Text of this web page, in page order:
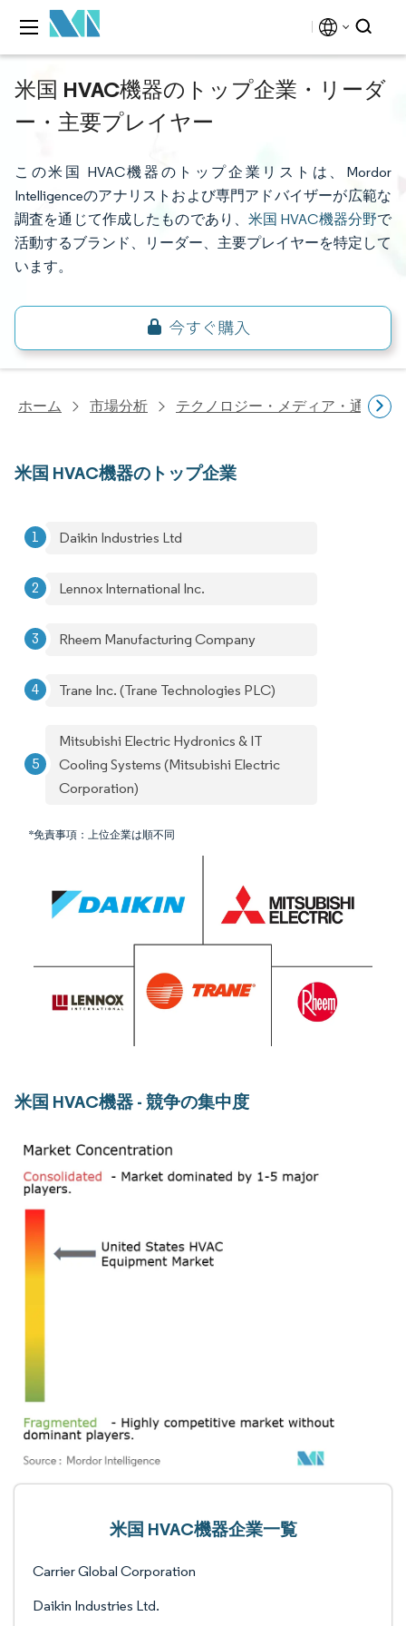
米国 HVAC機器のトップ企業・リーダ
ー・主要プレイヤー
この米国 HVAC機器のトップ企業リストは、Mordor
Intelligenceのアナリストおよび専門アドバイザーが広範な
調査を通じて作成したものであり、 米国 HVAC機器分野で
活動するブランド、リーダー、主要プレイヤーを特定して
います。
ホーム 市場分析 テクノロジー・メディア・通信研
米国 HVAC機器のトップ企業
Daikin Industries Ltd
Lennox International Inc.
Rheem Manufacturing Company
Trane Inc. (Trane Technologies PLC)
Mitsubishi Electric Hydronics & IT
Cooling Systems (Mitsubishi Electric
Corporation)
*免責事項：上位企業は順不同
米国 HVAC機器 - 競争の集中度
米国 HVAC機器企業一覧
Carrier Global Corporation
Daikin Industries Ltd.